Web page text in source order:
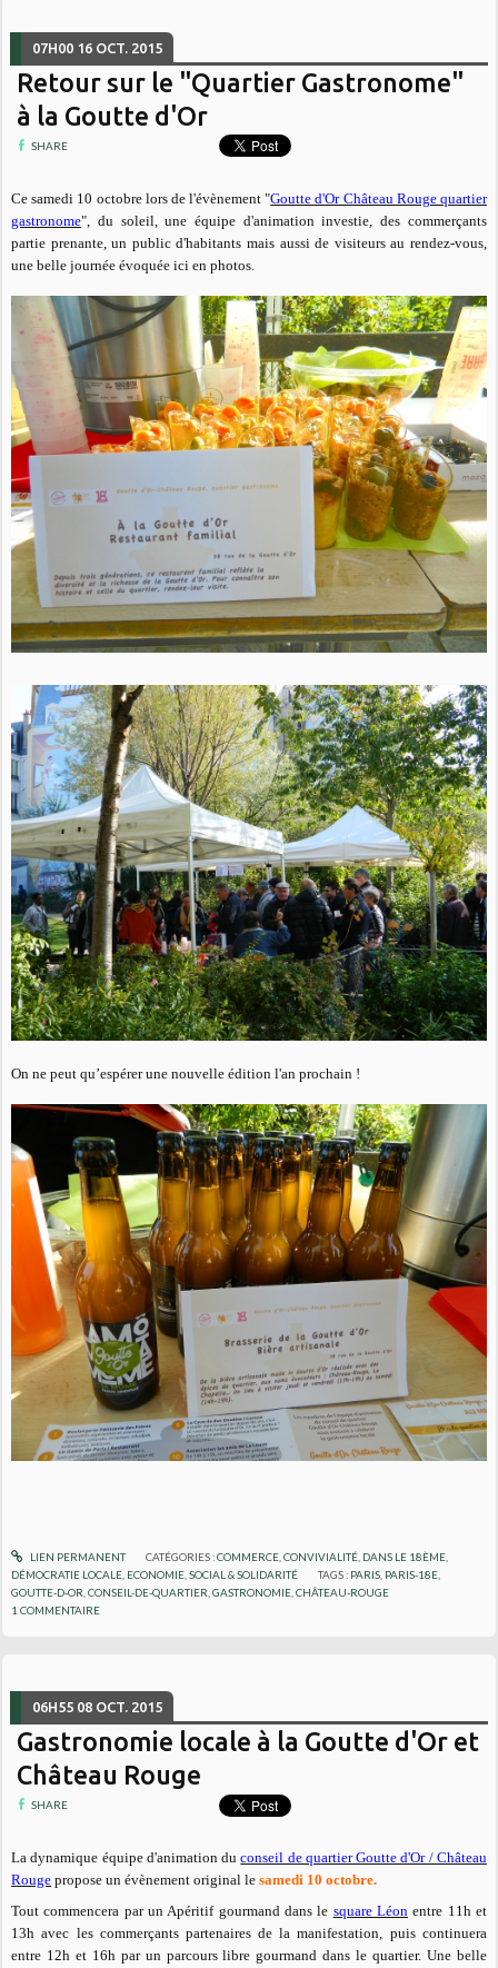
07H00 16 OCT. 2015
Retour sur le "Quartier Gastronome"
à la Goutte d'Or
SHARE
Ce samedi 10 octobre lors de l'évènement "Goutte d'Or Château Rouge quartier
gastronome", du soleil, une équipe d'animation investie, des commerçants
partie prenante, un public d'habitants mais aussi de visiteurs au rendez-vous,
une belle journée évoquée ici en photos.
On ne peut qu’espérer une nouvelle édition l'an prochain !
LIEN PERMANENT CATÉGORIES :COMMERCE, CONVIVIALITÉ, DANS LE 18ÈME,
DÉMOCRATIE LOCALE ECONOMIE ,SOCIAL & SOLIDARITÉ TAGS : PARIS PARIS-18E
GOUTTE-D-OR ,CONSEIL-DE-QUARTIER ,GASTRONOMIE ,CHÂTEAU-ROUGE
1 COMMENTAIRE
06H55 08 OCT. 2015
Gastronomie locale à la Goutte d'Or et
Château Rouge
SHARE
La dynamique équipe d'animation duconseil de quartier Goutte d'Or / Château
Rouge propose un évènement original lesamedi 10 octobre.
Tout commencera par un Apéritif gourmand dans le square Léonentre 11h et
13h avec les commerçants partenaires de la manifestation, puis continuera
entre 12h et 16h par un parcours libre gourmand dans le quartier. Une belle